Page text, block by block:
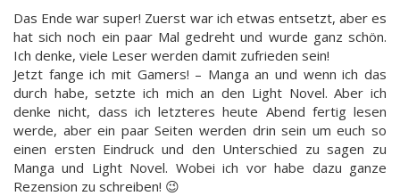
Das Ende war super! Zuerst war ich etwas entsetzt, aber es
hat sich noch ein paar Mal gedreht und wurde ganz schön.
Ich denke, viele Leser werden damit zufrieden sein!
Jetzt fange ich mit Gamers! – Manga an und wenn ich das
durch habe, setzte ich mich an den Light Novel. Aber ich
denke nicht, dass ich letzteres heute Abend fertig lesen
werde, aber ein paar Seiten werden drin sein um euch so
einen ersten Eindruck und den Unterschied zu sagen zu
Manga und Light Novel. Wobei ich vor habe dazu ganze
Rezension zu schreiben! 😉